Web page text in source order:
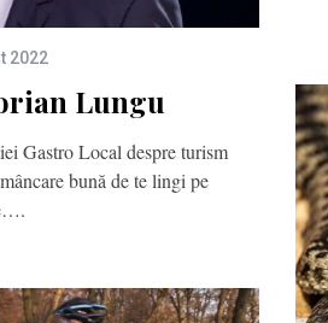
2022
Lungu
Gastro Local despre turism
bună de te lingi pe